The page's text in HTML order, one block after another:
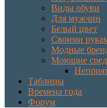
Виды обуви
Для мужчин
Белый цвет
Своими
Модные
Моющие
Таблицы
Времена года
Форум